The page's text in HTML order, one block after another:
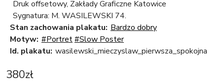
Druk offsetowy, Zakłady Graficzne Katowice
Sygnatura: M. WASILEWSKI 74.
Stan zachowania plakatu: Bardzo dobry
Motyw: #Portret#Slow Poster
Id. plakatu: wasilewski_mieczyslaw_pierwsza_spokojna
380zł